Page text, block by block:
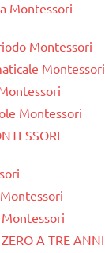
Montessori
Montessori
Montessori
Montessori
A TRE ANNI